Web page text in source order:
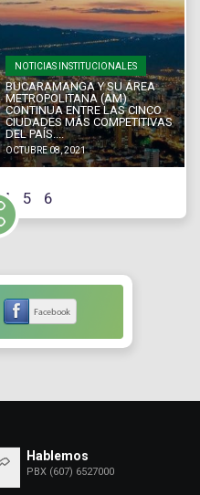
NOTICIAS INSTITUCIONALES
BUCARAMANGA Y SU ÁREA
METROPOLITANA (AM)
CONTINUA ENTRE LAS CINCO
CIUDADES MÁS COMPETITIVAS
DEL PAÍS....
OCTUBRE 08, 2021
4 5 6
Hablemos
PBX (607) 6527000